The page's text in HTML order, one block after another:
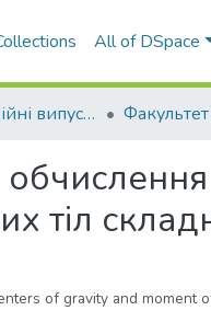
All of DSpace
01. Кваліфікаційні випускні роботи здобувачів вищої освіти
тіл
of gravity and